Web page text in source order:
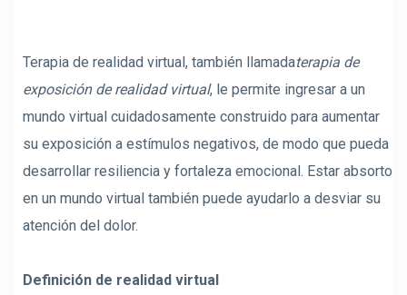
Terapia de realidad virtual, también llamadaterapia de
exposición de realidad virtual, le permite ingresar a un
mundo virtual cuidadosamente construido para aumentar
su exposición a estímulos negativos, de modo que pueda
desarrollar resiliencia y fortaleza emocional. Estar absorto
en un mundo virtual también puede ayudarlo a desviar su
atención del dolor.
Definición de realidad virtual